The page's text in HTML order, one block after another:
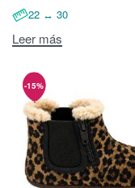
22 ↔ 30
Leer más